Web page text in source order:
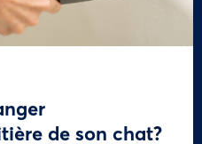
de son chat?